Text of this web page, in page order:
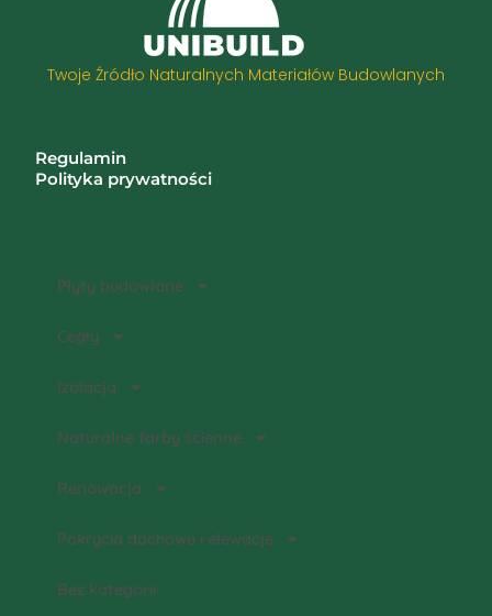
Twoje Źródło Naturalnych Materiałów Budowlanych
Płyty budowlane
Cegły
Izolacja
Naturalne farby ścienne
Renowacja
Pokrycia dachowe i elewacje
Bez kategorii
Regulamin
Polityka prywatności